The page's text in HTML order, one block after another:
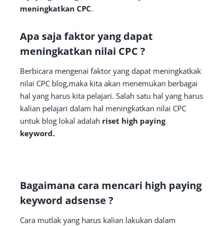
meningkatkan CPC.
Apa saja faktor yang dapat
meningkatkan nilai CPC ?
Berbicara mengenai faktor yang dapat meningkatkak
nilai CPC blog,maka kita akan menemukan berbagai
hal yang harus kita pelajari. Salah satu hal yang harus
kalian pelajari dalam hal meningkatkan nilai CPC
untuk blog lokal adalah riset high paying
keyword.
Bagaimana cara mencari high paying
keyword adsense ?
Cara mutlak yang harus kalian lakukan dalam